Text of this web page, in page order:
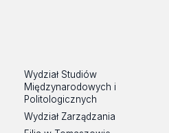
Wydział Studiów
Międzynarodowych i
Politologicznych
Wydział Zarządzania